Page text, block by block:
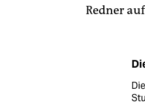
Redner